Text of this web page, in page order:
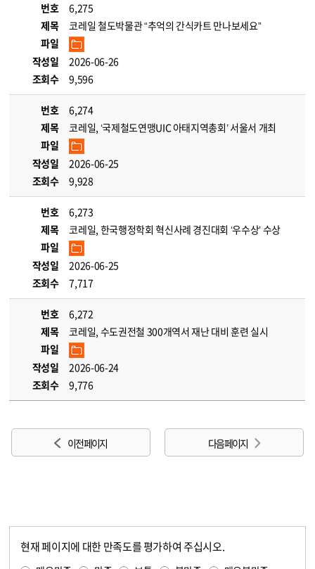
번호
6,275
제목
코레일 철도박물관 “추억의 간식카트 만나보세요”
파일
작성일
2026-06-26
조회수
9,596
번호
6,274
제목
코레일, ‘국제철도연맹UIC 아태지역총회’ 서울서 개최
파일
작성일
2026-06-25
조회수
9,928
번호
6,273
제목
코레일, 한국행정학회 혁신사례 경진대회 ‘우수상’ 수상
파일
작성일
2026-06-25
조회수
7,717
번호
6,272
제목
코레일, 수도권전철 300개역서 재난 대비 훈련 실시
파일
작성일
2026-06-24
조회수
9,776
이전 페이지 다음 페이지
현재 페이지에 대한 만족도를 평가하여 주십시오.